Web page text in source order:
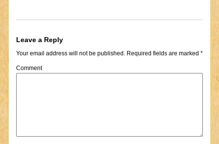
Leave a Reply
Your email address will not be published.Required fields are marked *
Comment